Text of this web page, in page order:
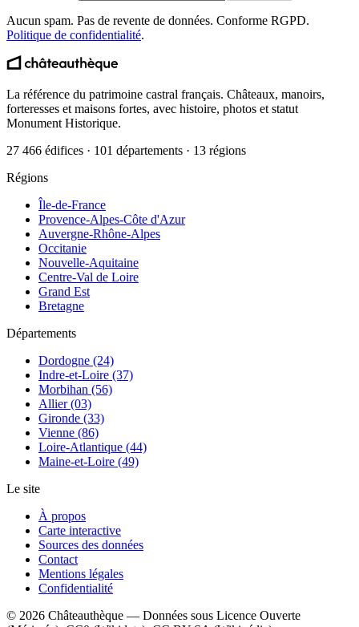
Aucun spam. Pas de revente de données. Conforme RGPD.
Politique de confidentialité.
La référence du patrimoine castral français. Châteaux, manoirs,
forteresses et maisons fortes, avec histoire, photos et statut
Monument Historique.
27 466 édifices · 101 départements · 13 régions
Régions
Île-de-France
Provence-Alpes-Côte d'Azur
Auvergne-Rhône-Alpes
Occitanie
Nouvelle-Aquitaine
Centre-Val de Loire
Grand Est
Bretagne
Départements
Dordogne (24)
Indre-et-Loire (37)
Morbihan (56)
Allier (03)
Gironde (33)
Vienne (86)
Loire-Atlantique (44)
Maine-et-Loire (49)
Le site
À propos
Carte interactive
Sources des données
Contact
Mentions légales
Confidentialité
© 2026 Châteauthèque — Données sous Licence Ouverte